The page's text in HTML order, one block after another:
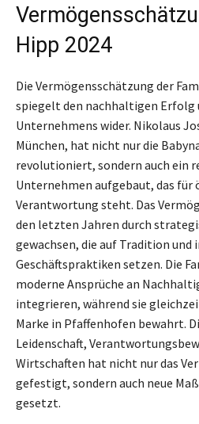
Hipp 2024
Die Vermögensschätzung der
spiegelt den nachhaltigen Erfolg
Unternehmens wider. Nikolaus
München, hat nicht nur die
revolutioniert, sondern auch ein
Unternehmen aufgebaut, das für
Verantwortung steht. Das
den letzten Jahren durch
gewachsen, die auf Tradition und
Geschäftspraktiken setzen. Die
moderne Ansprüche an
integrieren, während sie
Marke in Pfaffenhofen bewahrt.
Leidenschaft,
Wirtschaften hat nicht nur das
gefestigt, sondern auch neue
gesetzt.